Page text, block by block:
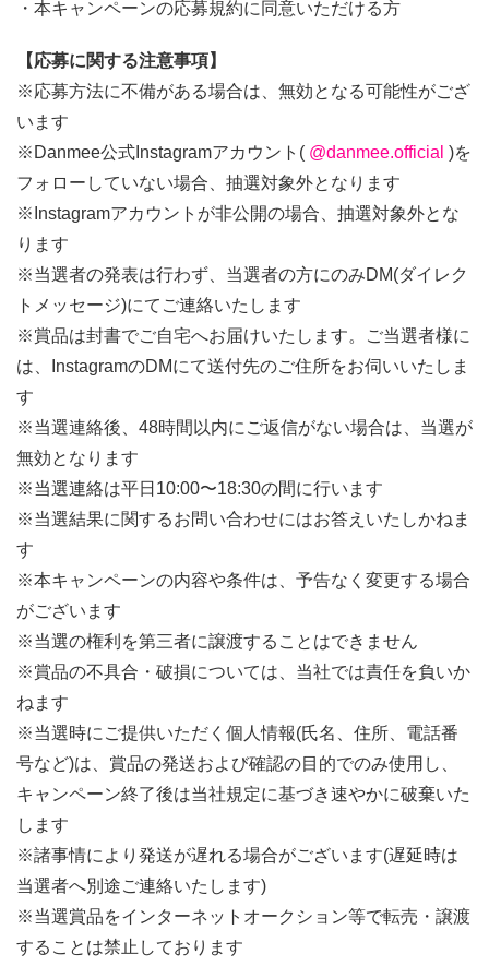
・本キャンペーンの応募規約に同意いただける方
【応募に関する注意事項】
※応募方法に不備がある場合は、無効となる可能性がござ
います
※Danmee公式Instagramアカウント( @danmee.official )を
フォローしていない場合、抽選対象外となります
※Instagramアカウントが非公開の場合、抽選対象外とな
ります
※当選者の発表は行わず、当選者の方にのみDM(ダイレク
トメッセージ)にてご連絡いたします
※賞品は封書でご自宅へお届けいたします。ご当選者様に
は、InstagramのDMにて送付先のご住所をお伺いいたしま
す
※当選連絡後、48時間以内にご返信がない場合は、当選が
無効となります
※当選連絡は平日10:00〜18:30の間に行います
※当選結果に関するお問い合わせにはお答えいたしかねま
す
※本キャンペーンの内容や条件は、予告なく変更する場合
がございます
※当選の権利を第三者に譲渡することはできません
※賞品の不具合・破損については、当社では責任を負いか
ねます
※当選時にご提供いただく個人情報(氏名、住所、電話番
号など)は、賞品の発送および確認の目的でのみ使用し、
キャンペーン終了後は当社規定に基づき速やかに破棄いた
します
※諸事情により発送が遅れる場合がございます(遅延時は
当選者へ別途ご連絡いたします)
※当選賞品をインターネットオークション等で転売・譲渡
することは禁止しております